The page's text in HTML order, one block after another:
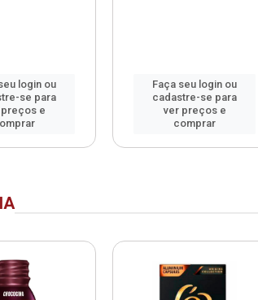
login ou
se para
e
Faça seu login ou
cadastre-se para
ver preços e
comprar